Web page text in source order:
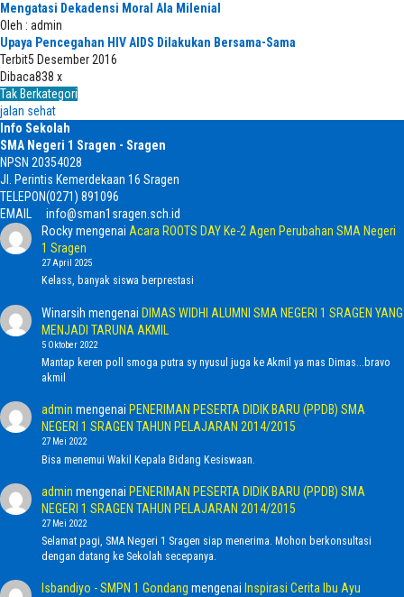
Mengatasi Dekadensi Moral Ala Milenial
Oleh : admin
Upaya Pencegahan HIV AIDS Dilakukan Bersama-Sama
Terbit5 Desember 2016
Dibaca838 x
Tak Berkategori
jalan sehat
Info Sekolah
SMA Negeri 1 Sragen - Sragen
NPSN 20354028
Jl. Perintis Kemerdekaan 16 Sragen
TELEPON(0271) 891096
EMAIL
info@sman1sragen.sch.id
Rockymengenai Acara ROOTS DAY Ke-2 Agen Perubahan SMA Negeri
1 Sragen
27 April 2025
Kelass, banyak siswa berprestasi
Winarsih mengenai DIMAS WIDHI ALUMNI SMA NEGERI 1 SRAGEN YANG
MENJADI TARUNA AKMIL
5 Oktober 2022
Mantap keren poll smoga putra sy nyusul juga ke Akmil ya mas Dimas...bravo
akmil
admin mengenai PENERIMAN PESERTA DIDIK BARU (PPDB) SMA
NEGERI 1 SRAGEN TAHUN PELAJARAN 2014/2015
27 Mei 2022
Bisa menemui Wakil Kepala Bidang Kesiswaan.
admin mengenai PENERIMAN PESERTA DIDIK BARU (PPDB) SMA
NEGERI 1 SRAGEN TAHUN PELAJARAN 2014/2015
27 Mei 2022
Selamat pagi, SMA Negeri 1 Sragen siap menerima. Mohon berkonsultasi
dengan datang ke Sekolah secepanya.
Isbandiyo - SMPN 1 Gondang mengenai Inspirasi Cerita Ibu Ayu